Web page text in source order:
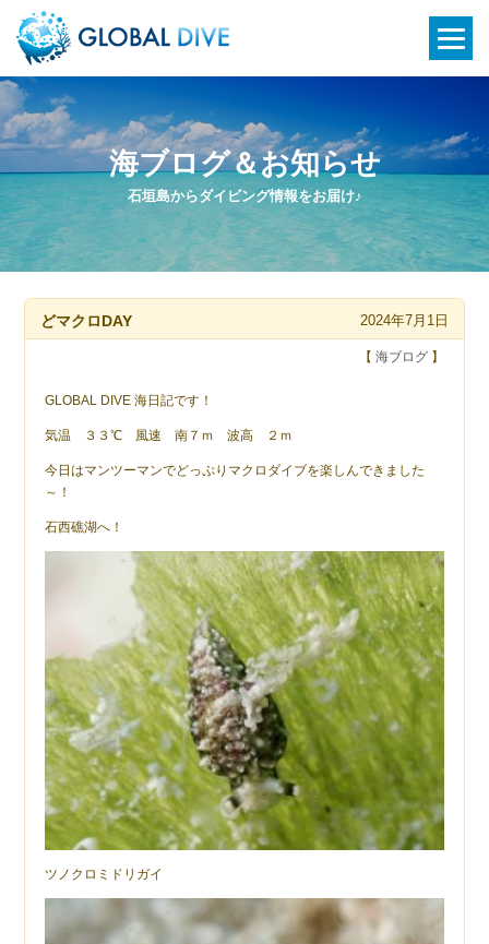
石垣島からダイビング情報をお届け♪
海ブログ＆お知らせ
どマクロDAY 2024年7月1日
【 海ブログ】
GLOBAL DIVE 海日記です！
気温 ３３℃ 風速 南７ｍ 波高 ２ｍ
今日はマンツーマンでどっぷりマクロダイブを楽しんできました
～！
石西礁湖へ！
ツノクロミドリガイ